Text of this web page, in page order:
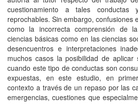
cuestionamiento a tales
reprochables. Sin embargo, confusiones
como la incorrecta comprensión de
ciencias básicas como en las ciencias
desencuentros e interpretaciones
muchos casos la posibilidad de aplicar
cuando este tipo de conductas son
expuestas, en este estudio, en
contexto a través de un repaso por las
emergencias, cuestiones que